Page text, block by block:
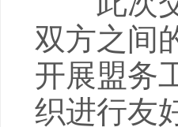
双方之间
开展盟务
织进行友